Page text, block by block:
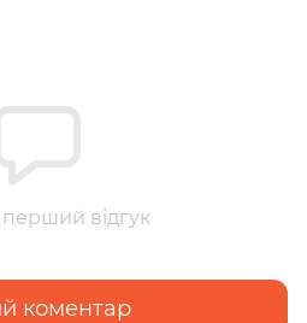
відгук
коментар